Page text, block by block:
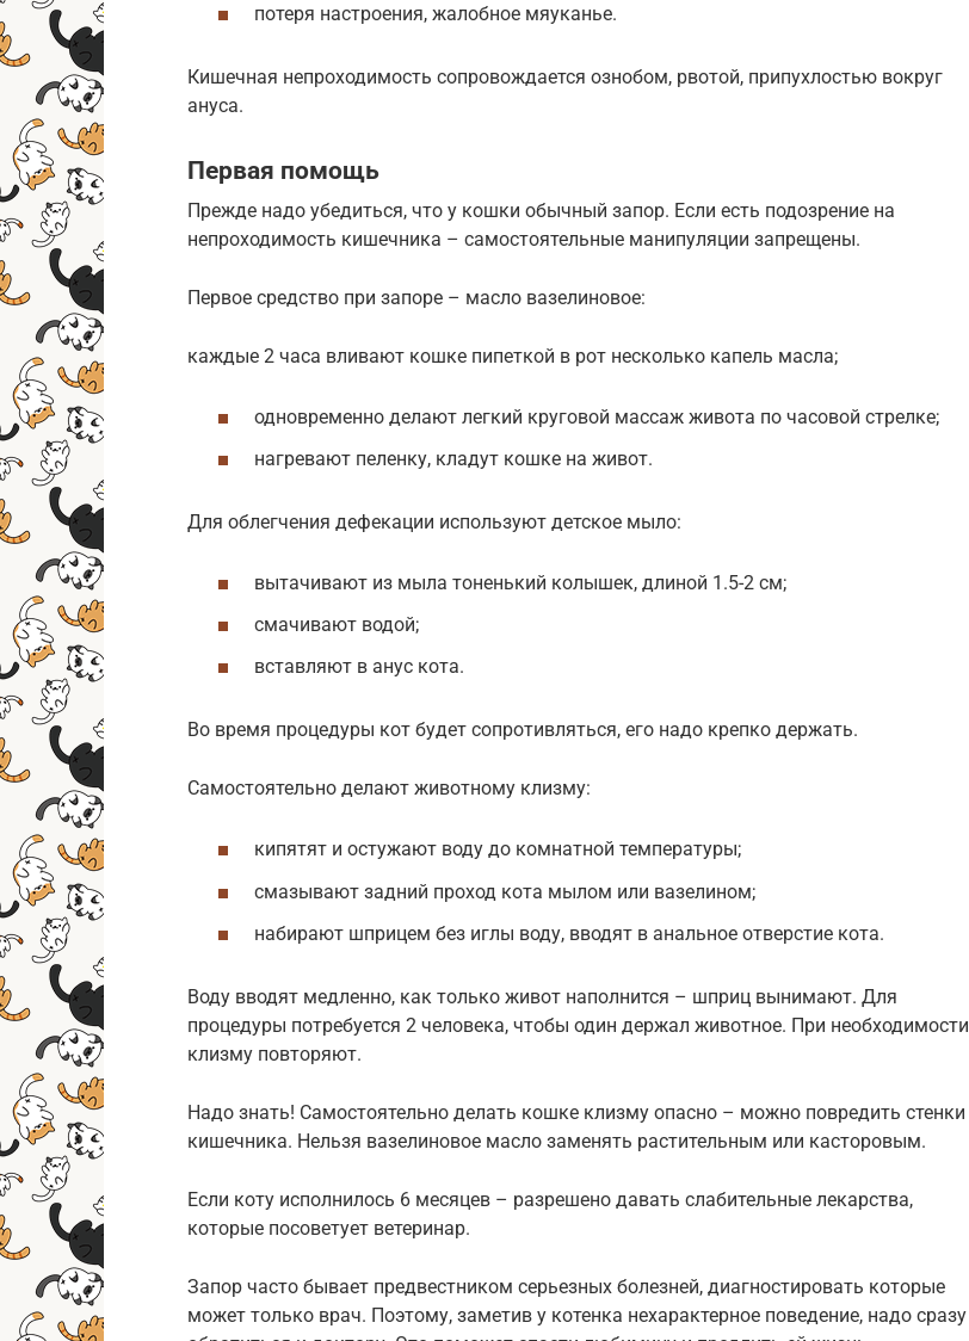
потеря настроения, жалобное мяуканье.
Кишечная непроходимость сопровождается ознобом, рвотой, припухлостью вокруг
ануса.
Первая помощь
Прежде надо убедиться, что у кошки обычный запор. Если есть подозрение на
непроходимость кишечника – самостоятельные манипуляции запрещены.
Первое средство при запоре – масло вазелиновое:
каждые 2 часа вливают кошке пипеткой в рот несколько капель масла;
одновременно делают легкий круговой массаж живота по часовой стрелке;
нагревают пеленку, кладут кошке на живот.
Для облегчения дефекации используют детское мыло:
вытачивают из мыла тоненький колышек, длиной 1.5-2 см;
смачивают водой;
вставляют в анус кота.
Во время процедуры кот будет сопротивляться, его надо крепко держать.
Самостоятельно делают животному клизму:
кипятят и остужают воду до комнатной температуры;
смазывают задний проход кота мылом или вазелином;
набирают шприцем без иглы воду, вводят в анальное отверстие кота.
Воду вводят медленно, как только живот наполнится – шприц вынимают. Для
процедуры потребуется 2 человека, чтобы один держал животное. При необходимости
клизму повторяют.
Надо знать! Самостоятельно делать кошке клизму опасно – можно повредить стенки
кишечника. Нельзя вазелиновое масло заменять растительным или касторовым.
Если коту исполнилось 6 месяцев – разрешено давать слабительные лекарства,
которые посоветует ветеринар.
Запор часто бывает предвестником серьезных болезней, диагностировать которые
может только врач. Поэтому, заметив у котенка нехарактерное поведение, надо сразу